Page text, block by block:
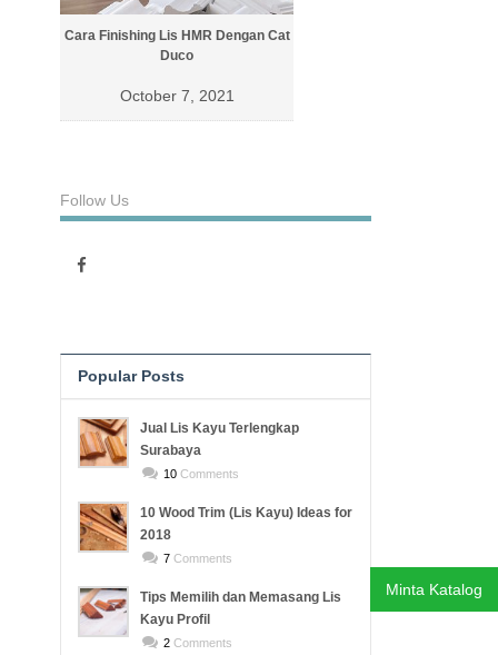
Cara Finishing Lis HMR Dengan Cat
Duco
October 7, 2021
Follow Us
Popular Posts
Recent PostsJual Lis Kayu Terlengkap
Surabaya
10Comments
10 Wood Trim (Lis Kayu) Ideas for
2018
7Comments
Tips Memilih dan Memasang Lis
Kayu Profil
2Comments
Minta Katalog